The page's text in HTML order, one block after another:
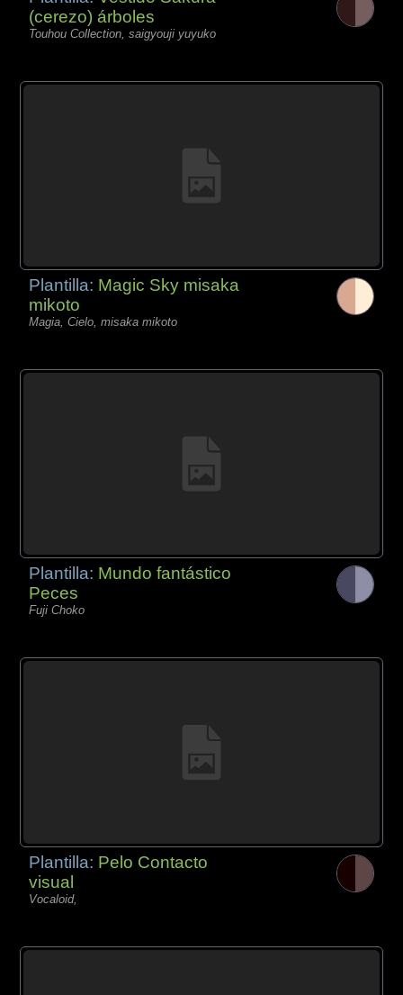
(cerezo) árboles
Touhou Collection, saigyouji yuyuko
Plantilla: Magic Sky misaka
mikoto
Magia, Cielo, misaka mikoto
Plantilla: Mundo fantástico
Peces
Fuji Choko
Plantilla: Pelo Contacto
visual
Vocaloid,